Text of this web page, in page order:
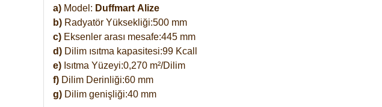
a) Model: Duffmart Alize
b) Radyatör Yüksekliği:500 mm
c) Eksenler arası mesafe:445 mm
d) Dilim ısıtma kapasitesi:99 Kcall
e) Isıtma Yüzeyi:0,270 m²/Dilim
f) Dilim Derinliği:60 mm
g) Dilim genişliği:40 mm